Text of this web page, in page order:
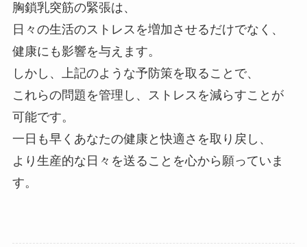
胸鎖乳突筋の緊張は、
日々の生活のストレスを増加させるだけでなく、
健康にも影響を与えます。
しかし、上記のような予防策を取ることで、
これらの問題を管理し、ストレスを減らすことが
可能です。
一日も早くあなたの健康と快適さを取り戻し、
より生産的な日々を送ることを心から願っていま
す。